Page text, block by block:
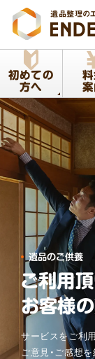
遺品整理の
初めての
方へ
ご利用
お客様の
遺品のご供養
サービスをご利
ご意見・ご感想